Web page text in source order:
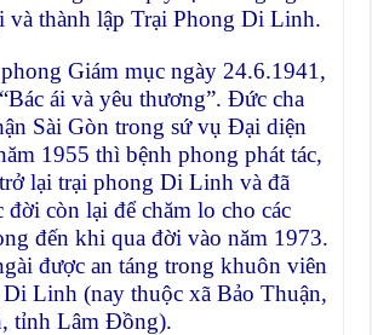
và thành lập Trại Phong Di Linh.
Giám mục ngày 24.6.1941,
ái và yêu thương”. Ðức cha
Sài Gòn trong sứ vụ Ðại diện
1955 thì bệnh phong phát tác,
lại trại phong Di Linh và đã
đời còn lại để chăm lo cho các
đến khi qua đời vào năm 1973.
được an táng trong khuôn viên
Linh (nay thuộc xã Bảo Thuận,
tỉnh Lâm Ðồng).